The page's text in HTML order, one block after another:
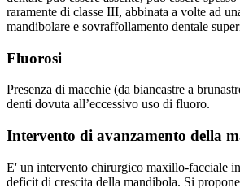
raramente di classe III, abbinata a volte ad
mandibolare e sovraffollamento dentale
Fluorosi
Presenza di macchie (da biancastre a
denti dovuta all’eccessivo uso di fluoro.
Intervento di avanzamento della
E' un intervento chirurgico maxillo-facciale
deficit di crescita della mandibola. Si